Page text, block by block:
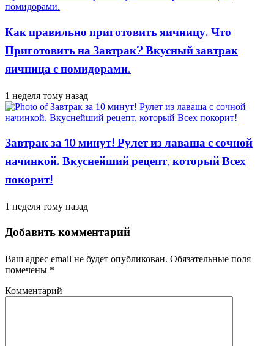
Как правильно приготовить яичницу. Что
Приготовить на Завтрак? Вкусный завтрак
яичница с помидорами.
1 неделя тому назад
Завтрак за 10 минут! Рулет из лаваша с сочной
начинкой. Вкуснейший рецепт, который Всех
покорит!
1 неделя тому назад
Добавить комментарий
Ваш адрес email не будет опубликован. Обязательные поля
помечены *
Комментарий